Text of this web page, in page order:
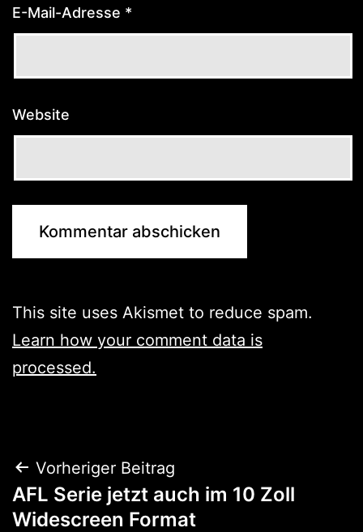
E-Mail-Adresse *
Website
This site uses Akismet to reduce spam.
Learn how your comment data is
processed.
Beitragsnavigation
Vorheriger Beitrag
AFL Serie jetzt auch im 10 Zoll
Widescreen Format